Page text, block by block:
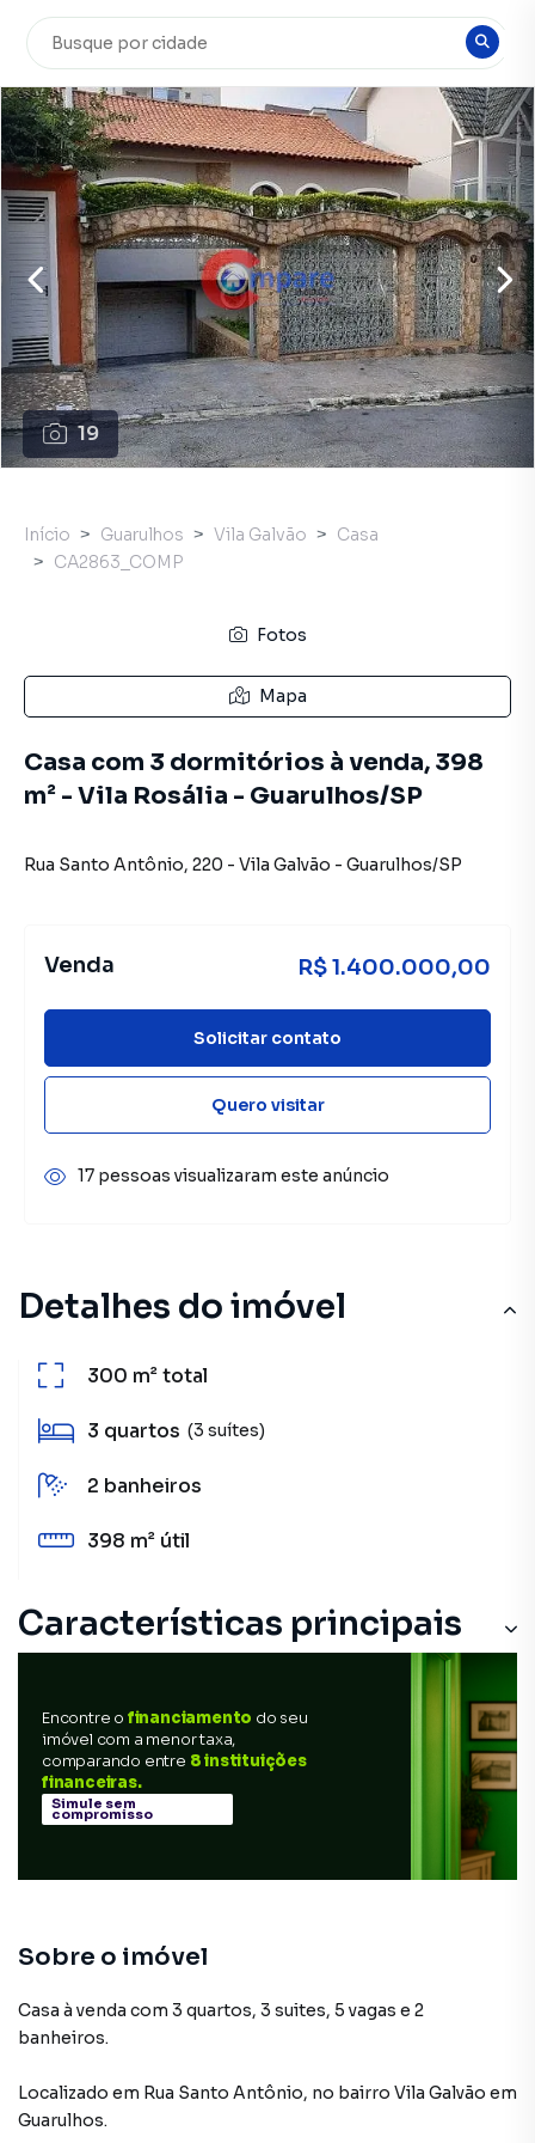
19
Detalhes do imóvel
300 m²total
3 quartos (3 suítes)
2 banheiros
398 m² útil
Características principais
Encontre o financiamento do seu
imóvel com a menor taxa,
comparando entre 8 instituições
financeiras.
Simule sem
compromisso
Sobre o imóvel
Casa à venda com 3 quartos, 3 suites, 5 vagas e 2
banheiros.
Localizado em Rua Santo Antônio, no bairro Vila Galvão em
Guarulhos.
Início Guarulhos Vila Galvão
Casa
CA2863_COMP
Fotos
Mapa
Casa com 3 dormitórios à venda, 398
m² - Vila Rosália - Guarulhos/SP
Rua Santo Antônio, 220 - Vila Galvão - Guarulhos/SP
Venda R$ 1.400.000,00
Solicitar contato
Quero visitar
17 pessoas visualizaram este anúncio